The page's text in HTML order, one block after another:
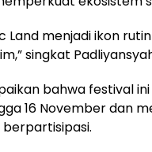
Land menjadi ikon rutin
singkat
bahwa festival
16 November dan